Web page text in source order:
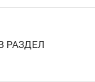
РАЗДЕЛ